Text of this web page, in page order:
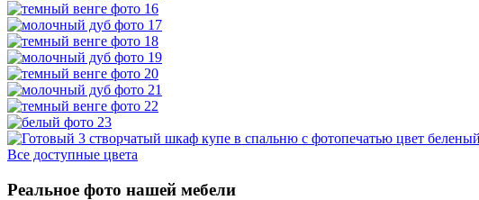
Все доступные цвета
Реальное фото нашей мебели